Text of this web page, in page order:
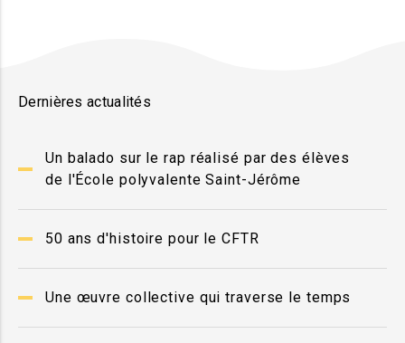
Dernières actualités
Un balado sur le rap réalisé par des élèves
de l'École polyvalente Saint-Jérôme
50 ans d'histoire pour le CFTR
Une œuvre collective qui traverse le temps